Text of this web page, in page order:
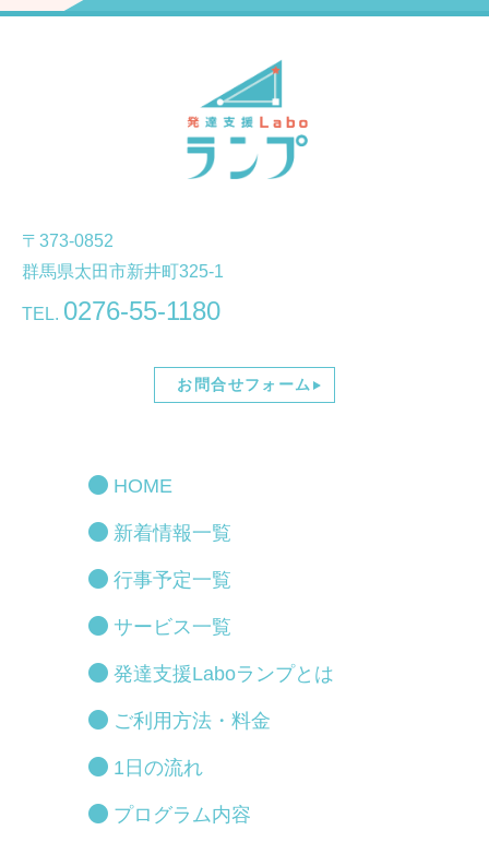
〒373-0852
群馬県太田市新井町325-1
TEL. 0276-55-1180
お問合せフォーム
HOME
新着情報一覧
行事予定一覧
サービス一覧
発達支援Laboランプとは
ご利用方法・料金
1日の流れ
プログラム内容